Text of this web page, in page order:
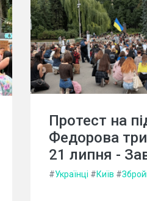
Протест на
Федорова
21 липня -
#Українці #Київ #